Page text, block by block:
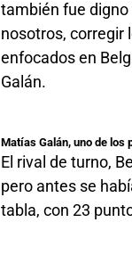
también fue
nosotros, corregir
enfocados en
Galán.
Matías Galán, uno de los
El rival de turno,
pero antes se
tabla, con 23